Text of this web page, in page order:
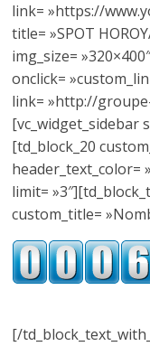
link= »https://
title= »SPOT
img_size=
onclick=
link= »http://
[vc_widget_sidebar
[td_block_20
header_text_color=
limit=
custom_title=
[/